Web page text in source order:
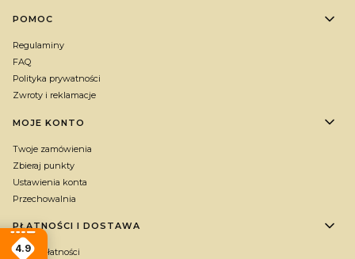
Linki w stopce
POMOC
Regulaminy
FAQ
Polityka prywatności
Zwroty i reklamacje
MOJE KONTO
Twoje zamówienia
Zbieraj punkty
Ustawienia konta
Przechowalnia
PŁATNOŚCI I DOSTAWA
Formy płatności
4.9